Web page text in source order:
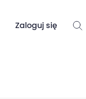
Zaloguj się